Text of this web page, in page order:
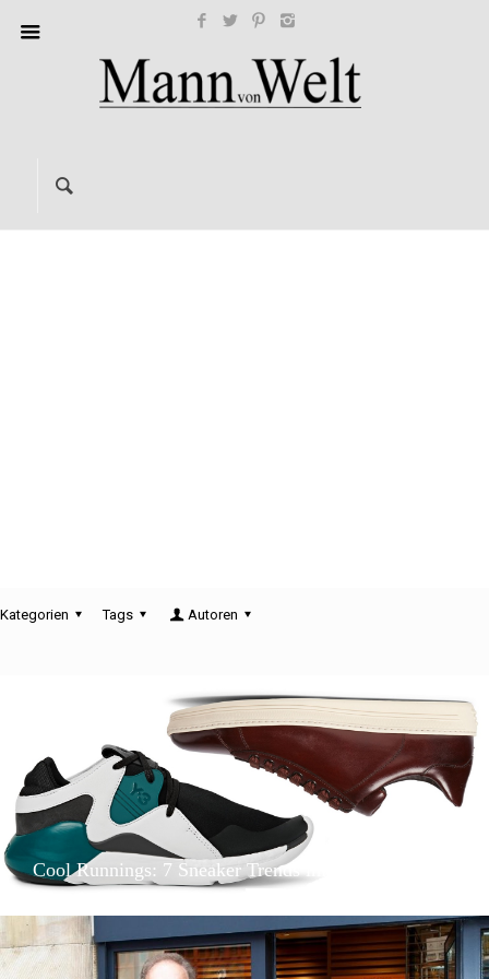
Kategorien Tags Autoren
Cool Runnings: 7 Sneaker Trends im Winter